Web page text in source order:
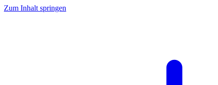
Zum Inhalt springen